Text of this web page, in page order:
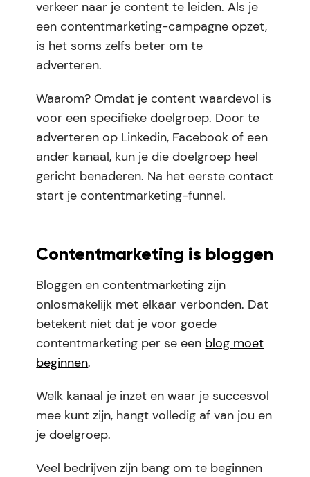
verkeer naar je content te leiden. Als je
een contentmarketing-campagne opzet,
is het soms zelfs beter om te
adverteren.
Waarom? Omdat je content waardevol is
voor een specifieke doelgroep. Door te
adverteren op Linkedin, Facebook of een
ander kanaal, kun je die doelgroep heel
gericht benaderen. Na het eerste contact
start je contentmarketing-funnel.
Contentmarketing is bloggen
Bloggen en contentmarketing zijn
onlosmakelijk met elkaar verbonden. Dat
betekent niet dat je voor goede
contentmarketing per se een blog moet
beginnen.
Welk kanaal je inzet en waar je succesvol
mee kunt zijn, hangt volledig af van jou en
je doelgroep.
Veel bedrijven zijn bang om te beginnen